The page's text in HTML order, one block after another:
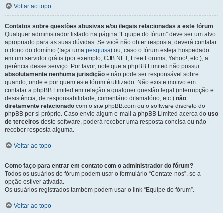
Voltar ao topo
Contatos sobre questões abusivas e/ou ilegais relacionadas a este fórum
Qualquer administrador listado na página “Equipe do fórum” deve ser um alvo
apropriado para as suas dúvidas. Se você não obter resposta, deverá contatar
o dono do domínio (faça uma pesquisa) ou, caso o fórum esteja hospedado
em um servidor grátis (por exemplo, CJB.NET, Free Forums, Yahoo!, etc.), a
gerência desse serviço. Por favor, note que a phpBB Limited não possui
absolutamente nenhuma jurisdição e não pode ser responsável sobre
quando, onde e por quem este fórum é utilizado. Não existe motivo em
contatar a phpBB Limited em relação a qualquer questão legal (interrupção e
desistência, de responsabilidade, comentário difamatório, etc.) não
diretamente relacionado com o site phpBB.com ou o software discreto do
phpBB por si próprio. Caso envie algum e-mail a phpBB Limited acerca do uso
de terceiros deste software, poderá receber uma resposta concisa ou não
receber resposta alguma.
Voltar ao topo
Como faço para entrar em contato com o administrador do fórum?
Todos os usuários do fórum podem usar o formulário “Contate-nos”, se a
opção estiver ativada.
Os usuários registrados também podem usar o link “Equipe do fórum”.
Voltar ao topo